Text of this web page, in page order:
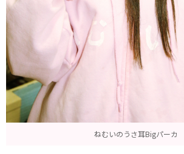
ねむいのうさ耳Bigパーカ